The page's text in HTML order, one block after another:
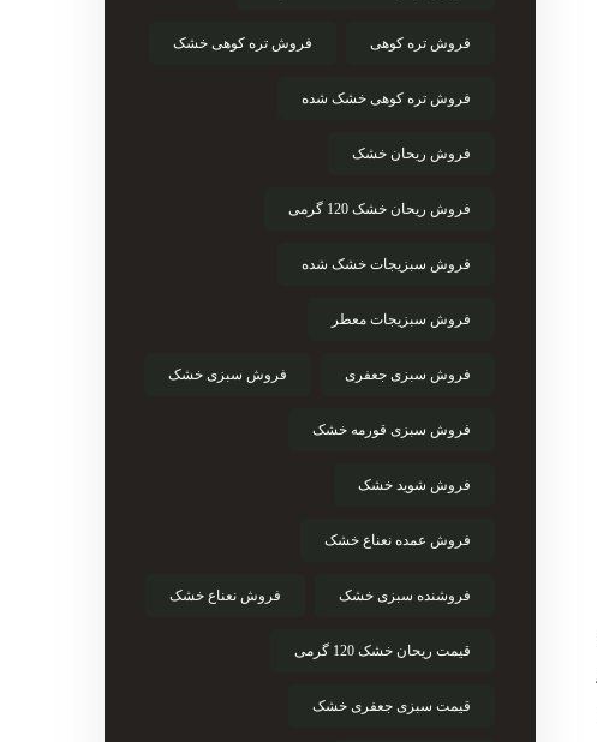
فروش تره کوهی فروش تره کوهی خشک
فروش تره کوهی خشک شده
فروش ریحان خشک
فروش ریحان خشک 120 گرمی
فروش سبزیجات خشک شده
فروش سبزیجات معطر
فروش سبزی جعفری فروش سبزی خشک
فروش سبزی قورمه خشک
فروش شوید خشک
فروش عمده نعناع خشک
فروشنده سبزی خشک فروش نعناع خشک
قیمت ریحان خشک 120 گرمی
قیمت سبزی جعفری خشک